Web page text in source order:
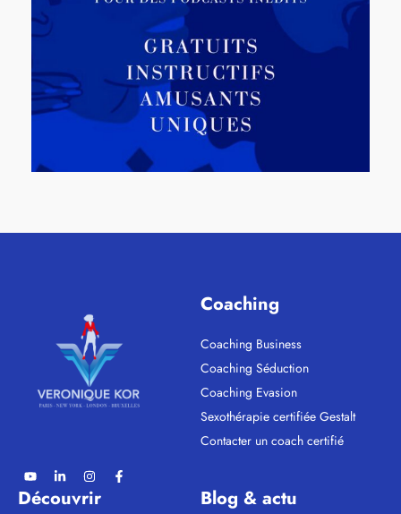
Coaching
Coaching Business
Coaching Séduction
Coaching Evasion
Sexothérapie certifiée Gestalt
Contacter un coach certifié
Découvrir Blog & actu